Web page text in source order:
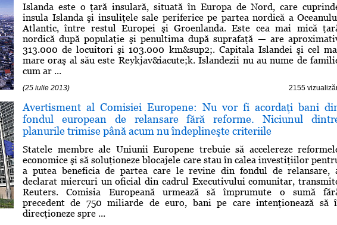
Islanda este o ţară insulară, situată în Europa de Nord, care
insula Islanda şi insuliţele sale periferice pe partea nordică a
Atlantic, între restul Europei şi Groenlanda. Este cea mai mică
nordică după populaţie şi penultima după suprafaţă — are
313.000 de locuitori şi 103.000 km&sup2;. Capitala Islandei şi cel
mare oraş al său este Reykjav&iacute;k. Islandezii nu au nume de
cum ar ...
(25 iulie 2013) 2155
Avertisment al Comisiei Europene: Nu vor fi acordaţi bani
fondul european de relansare fără reforme. Niciunul
planurile trimise până acum nu îndeplineşte criteriile
Statele membre ale Uniunii Europene trebuie să accelereze
economice şi să soluţioneze blocajele care stau în calea investiţiilor
a putea beneficia de partea care le revine din fondul de relansare,
declarat miercuri un oficial din cadrul Executivului comunitar,
Reuters. Comisia Europeană urmează să împrumute o sumă
precedent de 750 miliarde de euro, bani pe care intenţionează să
direcţioneze spre ...